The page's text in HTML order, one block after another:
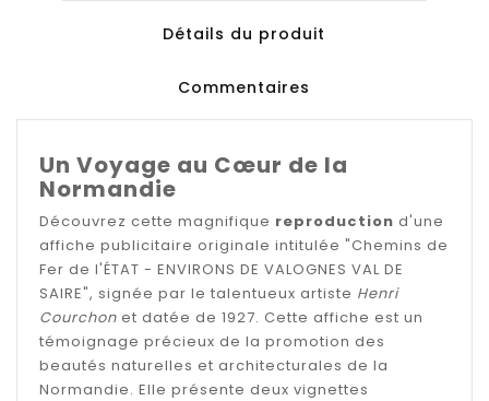
Détails du produit
Commentaires
Un Voyage au Cœur de la
Normandie
Découvrez cette magnifique reproduction d'une
affiche publicitaire originale intitulée "Chemins de
Fer de l'ÉTAT - ENVIRONS DE VALOGNES VAL DE
SAIRE", signée par le talentueux artiste Henri
Courchon et datée de 1927. Cette affiche est un
témoignage précieux de la promotion des
beautés naturelles et architecturales de la
Normandie. Elle présente deux vignettes